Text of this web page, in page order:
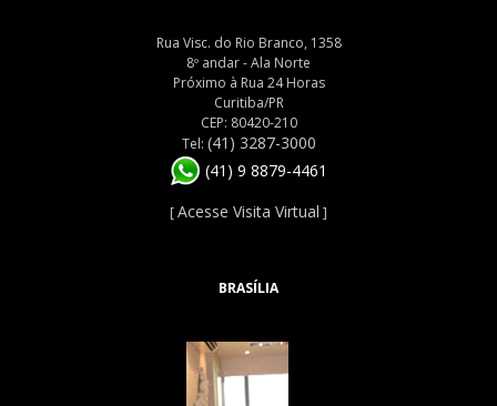
Rua Visc. do Rio Branco, 1358
8º andar - Ala Norte
Próximo à Rua 24 Horas
Curitiba/PR
CEP: 80420-210
Tel: (41) 3287-3000
(41) 9 8879-4461
[Acesse Visita Virtual ]
BRASÍLIA